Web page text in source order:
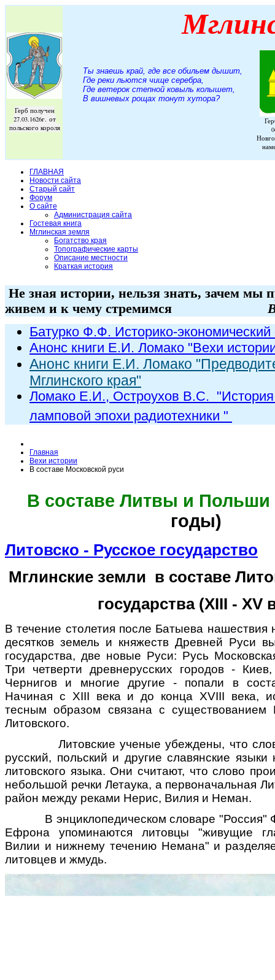
Герб получен
27.03.1626г. от
польского короля
Ты знаешь край, где все обильем дышит,
Где реки льются чище серебра,
Где ветерок степной ковыль колышет,
В вишневых рощах тонут хутора?
ГЛАВНАЯ
Новости сайта
Старый сайт
Форум
О сайте
Администрация сайта
Гостевая книга
Мглинская земля
Богатство края
Топографические карты
Описание местности
Краткая история
Не зная истории, нельзя знать, зачем мы
живем и к чему стремимся
Батурко Ф.Ф. Историко-экономический
Анонс книги Е.И. Ломако "Вехи
Анонс книги Е.И. Ломако
Мглинского края"
Ломако Е.И., Остроухов В.С. "
ламповой эпохи радиотехники "
Главная
Вехи истории
В составе Московской руси
В составе Литвы и Польши
годы)
Литовско - Русское государство
Мглинские земли в составе
государства (XIII - XV
В течение столетия после Батыева нашествия
десятков земель и княжеств Древней Руси
государства, две новые Руси: Русь
Три четверти древнерусских городов -
Чернигов и многие другие - попали в
Начиная с ХIII века и до конца ХVIII века,
тесным образом связана с существованием
Литовского.
Литовские ученые убеждены, что
русский, польский и другие славянские языки
литовского языка. Они считают, что слово
небольшой речки Летаука, а первоначальная
район между реками Нерис, Вилия и Неман.
В энциклопедическом словаре "Россия"
Ефрона упоминаются литовцы "живущие
Вилии и нижнему течению Немана" и
литовцев и жмудь.